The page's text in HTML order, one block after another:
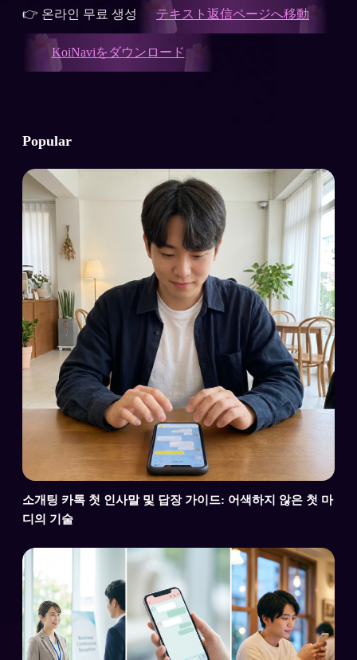
👉 온라인 무료 생성 テキスト返信ページへ移動
KoiNaviをダウンロード
Popular
소개팅 카톡 첫 인사말 및 답장 가이드: 어색하지 않은 첫 마
디의 기술